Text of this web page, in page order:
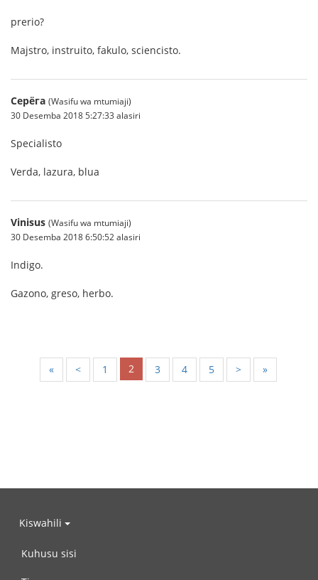
prerio?
Majstro, instruito, fakulo, sciencisto.
Серёга (Wasifu wa mtumiaji)
30 Desemba 2018 5:27:33 alasiri
Specialisto
Verda, lazura, blua
Vinisus (Wasifu wa mtumiaji)
30 Desemba 2018 6:50:52 alasiri
Indigo.
Gazono, greso, herbo.
« < 1 2 3 4 5 > »
Kiswahili
Kuhusu sisi